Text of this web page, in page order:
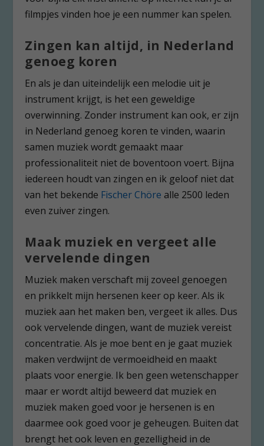
filmpjes vinden hoe je een nummer kan spelen.
Zingen kan altijd, in Nederland
genoeg koren
En als je dan uiteindelijk een melodie uit je
instrument krijgt, is het een geweldige
overwinning. Zonder instrument kan ook, er zijn
in Nederland genoeg koren te vinden, waarin
samen muziek wordt gemaakt maar
professionaliteit niet de boventoon voert. Bijna
iedereen houdt van zingen en ik geloof niet dat
van het bekende Fischer Chöre alle 2500 leden
even zuiver zingen.
Maak muziek en vergeet alle
vervelende dingen
Muziek maken verschaft mij zoveel genoegen
en prikkelt mijn hersenen keer op keer. Als ik
muziek aan het maken ben, vergeet ik alles. Dus
ook vervelende dingen, want de muziek vereist
concentratie. Als je moe bent en je gaat muziek
maken verdwijnt de vermoeidheid en maakt
plaats voor energie. Ik ben geen wetenschapper
maar er wordt altijd beweerd dat muziek en
muziek maken goed voor je hersenen is en
daarmee ook goed voor je geheugen. Buiten dat
brengt het ook leven en gezelligheid in de